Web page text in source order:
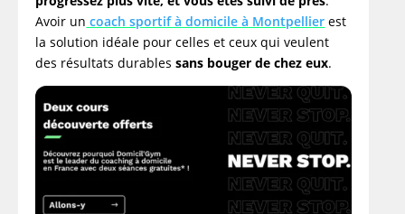
Avoir un coach sportif à domicile à Montpellier est
la solution idéale pour celles et ceux qui veulent
des résultats durablessans bouger de chez eux.